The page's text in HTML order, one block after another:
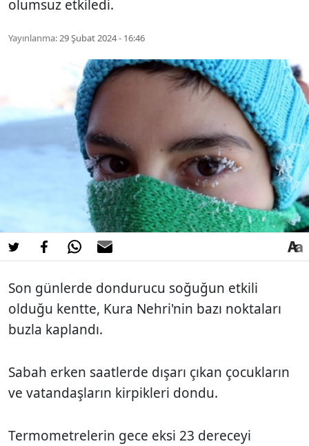
olumsuz etkiledi.
Yayınlanma:29 Şubat 2024 - 16:46
Son günlerde dondurucu soğuğun etkili
olduğu kentte, Kura Nehri'nin bazı noktaları
buzla kaplandı.
Sabah erken saatlerde dışarı çıkan çocukların
ve vatandaşların kirpikleri dondu.
Termometrelerin gece eksi 23 dereceyi